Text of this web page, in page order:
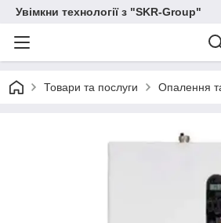
Увімкни технології з "SKR-Group"
Товари та послуги Опалення